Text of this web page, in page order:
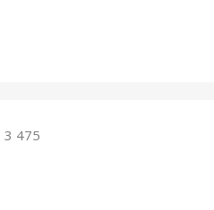
3 475